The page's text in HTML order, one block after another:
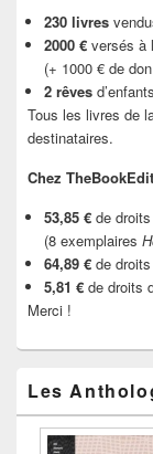
230 livres
2000 € versés à
(+ 1000 € de
2 rêves
Tous les livres de
destinataires.
Chez
53,85 € de
(8 exemplaires
64,89 € de
5,81 € de droits
Merci !
Les